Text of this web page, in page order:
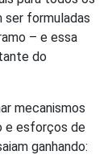
ser formuladas
– e essa
do
mecanismos
e esforços de
ganhando: